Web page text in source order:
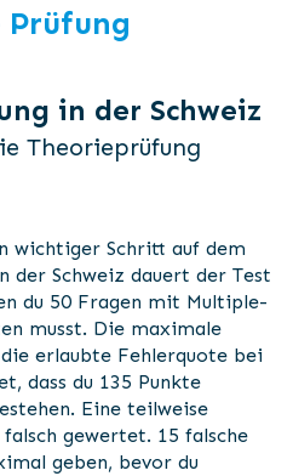
Prüfung
in der Schweiz
Theorieprüfung
wichtiger Schritt auf dem
der Schweiz dauert der Test
du 50 Fragen mit Multiple-
musst. Die maximale
erlaubte Fehlerquote bei
dass du 135 Punkte
Eine teilweise
gewertet. 15 falsche
geben, bevor du